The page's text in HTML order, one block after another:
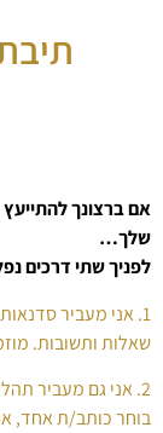
אם ברצונך
שלך…
לפניך שתי דרכים
1. אני מעביר
שאלות ותשובות.
2. אני גם מעביר
בוחר כותב/ת אחד,